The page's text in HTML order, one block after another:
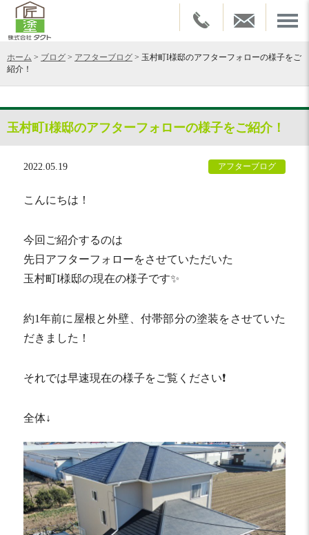
ホーム > ブログ > アフターブログ > 玉村町I様邸のアフターフォローの様子をご
紹介！
玉村町I様邸のアフターフォローの様子をご紹介！
2022.05.19 アフターブログ
こんにちは！
今回ご紹介するのは
先日アフターフォローをさせていただいた
玉村町I様邸の現在の様子です✨
約1年前に屋根と外壁、付帯部分の塗装をさせていた
だきました！
それでは早速現在の様子をご覧ください❗️
全体↓